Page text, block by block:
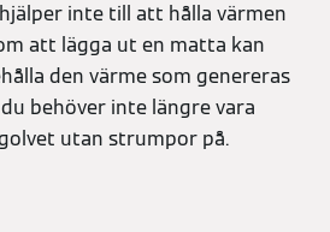
inte till att hålla värmen
att lägga ut en matta kan
den värme som genereras
behöver inte längre vara
utan strumpor på.